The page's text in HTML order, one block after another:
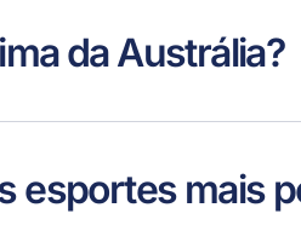
da Austrália?
esportes mais